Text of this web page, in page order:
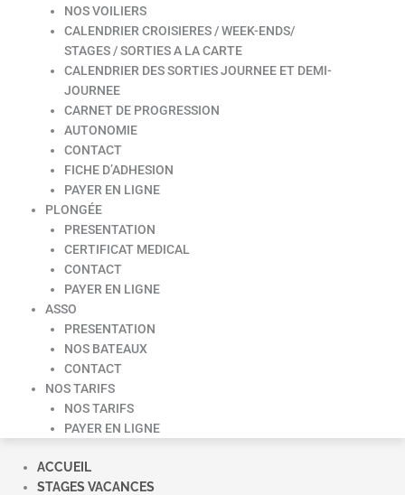
NOS VOILIERS
CALENDRIER CROISIERES / WEEK-ENDS/
STAGES / SORTIES A LA CARTE
CALENDRIER DES SORTIES JOURNEE ET DEMI-
JOURNEE
CARNET DE PROGRESSION
AUTONOMIE
CONTACT
FICHE D’ADHESION
PAYER EN LIGNE
PLONGÉE
PRESENTATION
CERTIFICAT MEDICAL
CONTACT
PAYER EN LIGNE
ASSO
PRESENTATION
NOS BATEAUX
CONTACT
NOS TARIFS
NOS TARIFS
PAYER EN LIGNE
ACCUEIL
STAGES VACANCES